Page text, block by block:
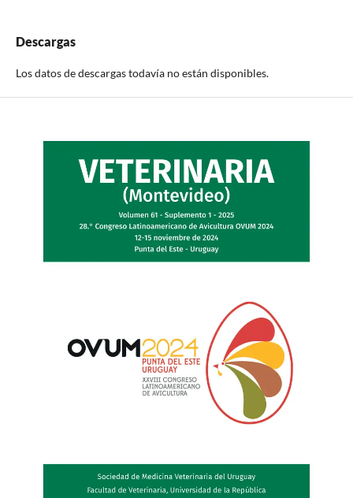
Descargas
Los datos de descargas todavía no están disponibles.